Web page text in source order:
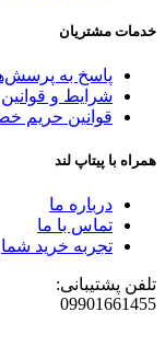
خدمات مشتریان
پاسخ به
شرایط و قوانین
قوانین حریم
همراه با پیتاپ لند
درباره ما
تماس با ما
تجربه خرید شما
تلفن پشتیبانی:
09901661455